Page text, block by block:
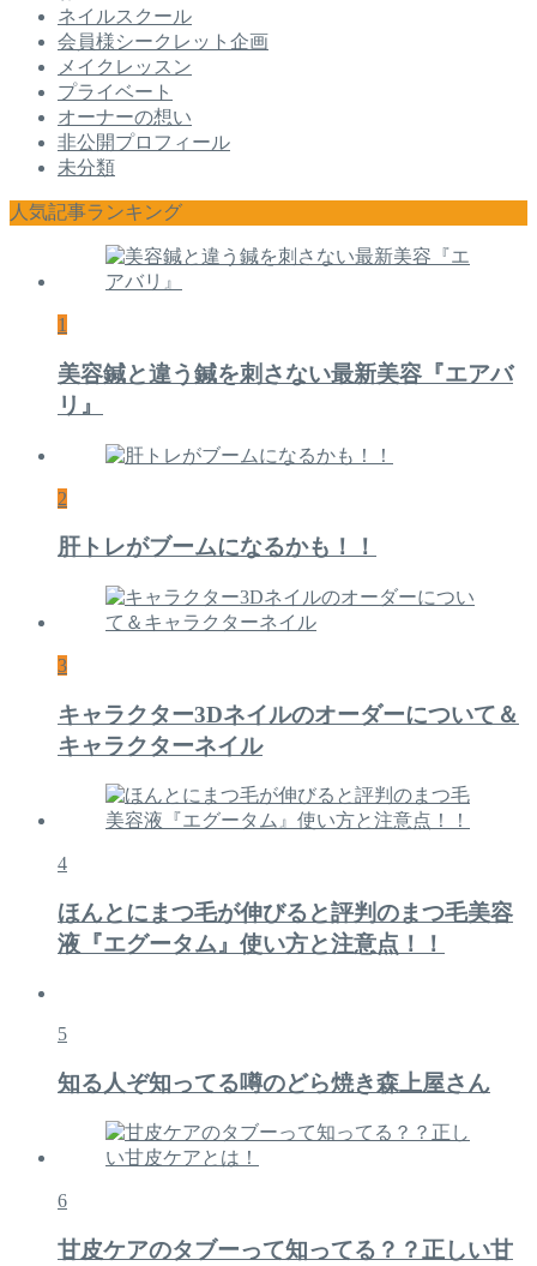
ネイルスクール
会員様シークレット企画
メイクレッスン
プライベート
オーナーの想い
非公開プロフィール
未分類
人気記事ランキング
1
美容鍼と違う鍼を刺さない最新美容『エアバ
リ』
2
肝トレがブームになるかも！！
3
キャラクター3Dネイルのオーダーについて＆
キャラクターネイル
4
ほんとにまつ毛が伸びると評判のまつ毛美容
液『エグータム』使い方と注意点！！
5
知る人ぞ知ってる噂のどら焼き森上屋さん
6
甘皮ケアのタブーって知ってる？？正しい甘